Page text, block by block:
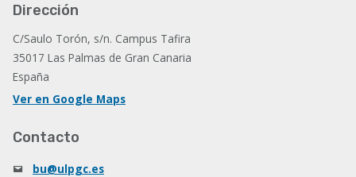
Dirección
C/Saulo Torón, s/n. Campus Tafira
35017 Las Palmas de Gran Canaria
España
Ver en Google Maps
Contacto
bu@ulpgc.es